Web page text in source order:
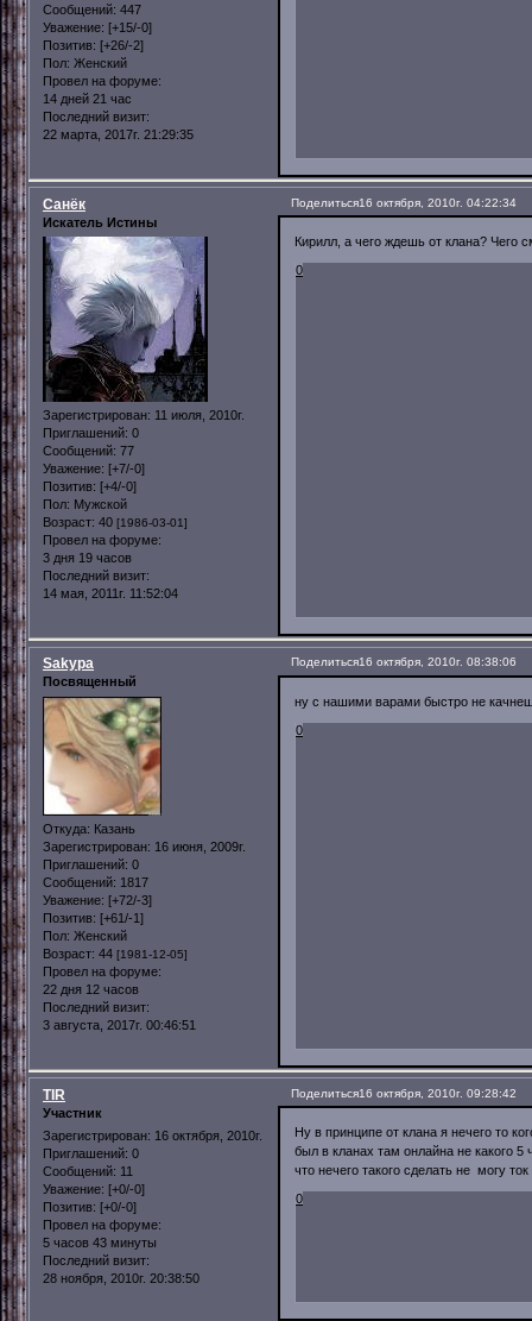
Сообщений: 447
Уважение: [+15/-0]
Позитив: [+26/-2]
Пол: Женский
Провел на форуме:
14 дней 21 час
Последний визит:
22 марта, 2017г. 21:29:35
Поделиться16 октября, 2010г. 04:22:34
Санёк
Искатель Истины
Зарегистрирован: 11 июля, 2010г.
Приглашений: 0
Сообщений: 77
Уважение: [+7/-0]
Позитив: [+4/-0]
Пол: Мужской
Возраст: 40 [1986-03-01]
Провел на форуме:
3 дня 19 часов
Последний визит:
14 мая, 2011г. 11:52:04
Кирилл, а чего ждешь от клана? Чего
0
Поделиться16 октября, 2010г. 08:38:06
Sakypa
Посвященный
Откуда: Казань
Зарегистрирован: 16 июня, 2009г.
Приглашений: 0
Сообщений: 1817
Уважение: [+72/-3]
Позитив: [+61/-1]
Пол: Женский
Возраст: 44 [1981-12-05]
Провел на форуме:
22 дня 12 часов
Последний визит:
3 августа, 2017г. 00:46:51
ну с нашими варами быстро не
0
Поделиться16 октября, 2010г. 09:28:42
TIR
Участник
Зарегистрирован: 16 октября, 2010г.
Приглашений: 0
Сообщений: 11
Уважение: [+0/-0]
Позитив: [+0/-0]
Провел на форуме:
5 часов 43 минуты
Последний визит:
28 ноября, 2010г. 20:38:50
Ну в принципе от клана я нечего то
был в кланах там онлайна не какого
что нечего такого сделать не могу
0